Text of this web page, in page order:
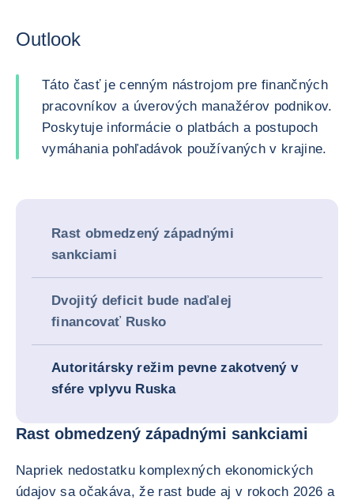
Outlook
Táto časť je cenným nástrojom pre finančných
pracovníkov a úverových manažérov podnikov.
Poskytuje informácie o platbách a postupoch
vymáhania pohľadávok používaných v krajine.
Rast obmedzený západnými
sankciami
Dvojitý deficit bude naďalej
financovať Rusko
Autoritársky režim pevne zakotvený v
sfére vplyvu Ruska
Rast obmedzený západnými sankciami
Napriek nedostatku komplexných ekonomických
údajov sa očakáva, že rast bude aj v rokoch 2026 a